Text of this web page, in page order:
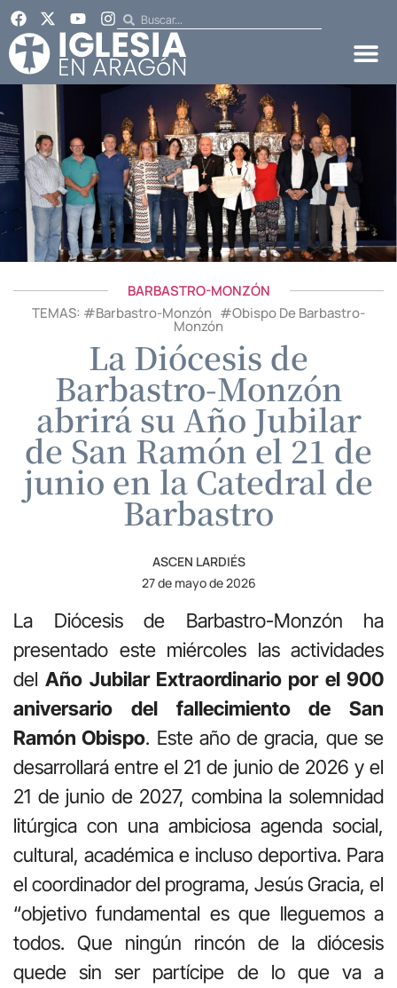
BARBASTRO-MONZÓN
TEMAS: #Barbastro-Monzón #Obispo De Barbastro-
Monzón
La Diócesis de
Barbastro-Monzón
abrirá su Año Jubilar
de San Ramón el 21 de
junio en la Catedral de
Barbastro
ASCEN LARDIÉS
27 de mayo de 2026
La Diócesis de Barbastro-Monzón ha
presentado este miércoles las actividades
delAño Jubilar Extraordinario por el 900
aniversario del fallecimiento de San
Ramón Obispo. Este año de gracia, que se
desarrollará entre el 21 de junio de 2026 y el
21 de junio de 2027, combina la solemnidad
litúrgica con una ambiciosa agenda social,
cultural, académica e incluso deportiva. Para
el coordinador del programa, Jesús Gracia, el
“objetivo fundamental es que lleguemos a
todos. Que ningún rincón de la diócesis
quede sin ser partícipe de lo que va a